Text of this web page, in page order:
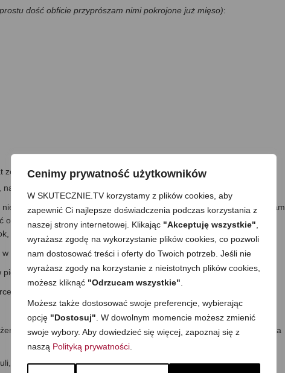
Cenimy prywatność użytkowników
W SKUTECZNIE.TV korzystamy z plików cookies, aby
zapewnić Ci najlepsze doświadczenia podczas korzystania z
naszej strony internetowej. Klikając "Akceptuję wszystkie"
wyrażasz zgodę na wykorzystanie plików cookies, co pozwoli
nam dostosować treści i oferty do Twoich potrzeb. Jeśli nie
wyrażasz zgody na korzystanie z nieistotnych plików cookies,
możesz kliknąć "Odrzucam wszystkie"
Możesz także dostosować swoje preferencje, wybierając
opcję "Dostosuj" . W dowolnym momencie możesz zmienić
swoje wybory. Aby dowiedzieć się więcej, zapoznaj się z
naszą Polityką prywatności
dość obficie przyprószam nimi pokrojone już mięso):
zestaw smakuje naprawdę znakomicie:)
takiego o gęstej, kremowej konsystencji
kawałki i błonki, po czym mięso kroję w cienkie paski. Rozkładam
obficie przyprószam czarnym pieprzem, pikantną papryką oraz solą.
a sama szykuję kolejne składniki.
mniejsze kawałki np. w plasterki lub dowolne inne cząstki.
piórka.
beztłuszczowe i kiedy jest gorąca, wkładam mięso i chwilę smażę, a
na tym układam wszystkie pieczarki, które następnie przykrywam